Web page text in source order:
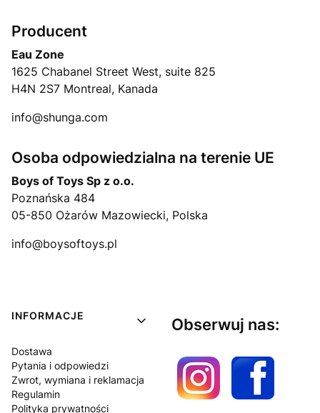
Producent
Eau Zone
1625 Chabanel Street West, suite 825
H4N 2S7 Montreal, Kanada
info@shunga.com
Osoba odpowiedzialna na terenie UE
Boys of Toys Sp z o.o.
Poznańska 484
05-850 Ożarów Mazowiecki, Polska
info@boysoftoys.pl
Linki w stopce
INFORMACJE
Dostawa
Pytania i odpowiedzi
Zwrot, wymiana i reklamacja
Regulamin
Polityka prywatności
Obserwuj nas: